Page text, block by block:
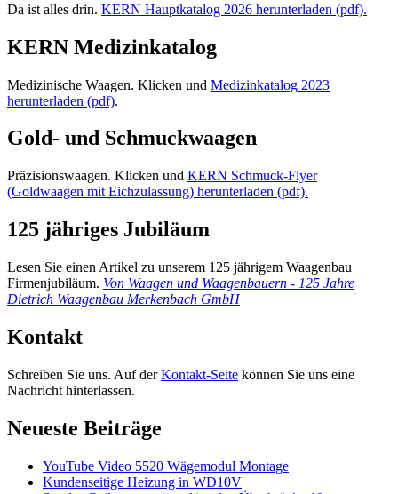
Da ist alles drin. KERN Hauptkatalog 2026 herunterladen (pdf).
KERN Medizinkatalog
Medizinische Waagen. Klicken und Medizinkatalog 2023
herunterladen (pdf).
Gold- und Schmuckwaagen
Präzisionswaagen. Klicken und KERN Schmuck-Flyer
(Goldwaagen mit Eichzulassung) herunterladen (pdf).
125 jähriges Jubiläum
Lesen Sie einen Artikel zu unserem 125 jährigem Waagenbau
Firmenjubiläum. Von Waagen und Waagenbauern - 125 Jahre
Dietrich Waagenbau Merkenbach GmbH
Kontakt
Schreiben Sie uns. Auf derKontakt-Seite können Sie uns eine
Nachricht hinterlassen.
Neueste Beiträge
YouTube Video 5520 Wägemodul Montage
Kundenseitige Heizung in WD10V